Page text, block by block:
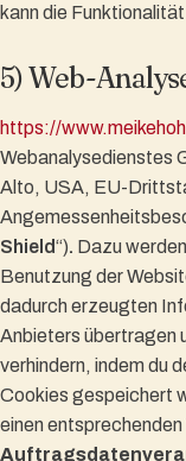
kann die
5) Web-
https://
Webanalysedienstes
Alto, USA, EU-
Shield“). Dazu
Benutzung der
dadurch erzeugten
Anbieters übertragen
verhindern, indem du
Cookies gespeichert
einen